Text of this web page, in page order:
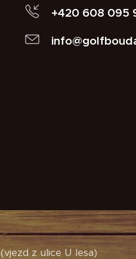
+420 608 095
z ulice U lesa)